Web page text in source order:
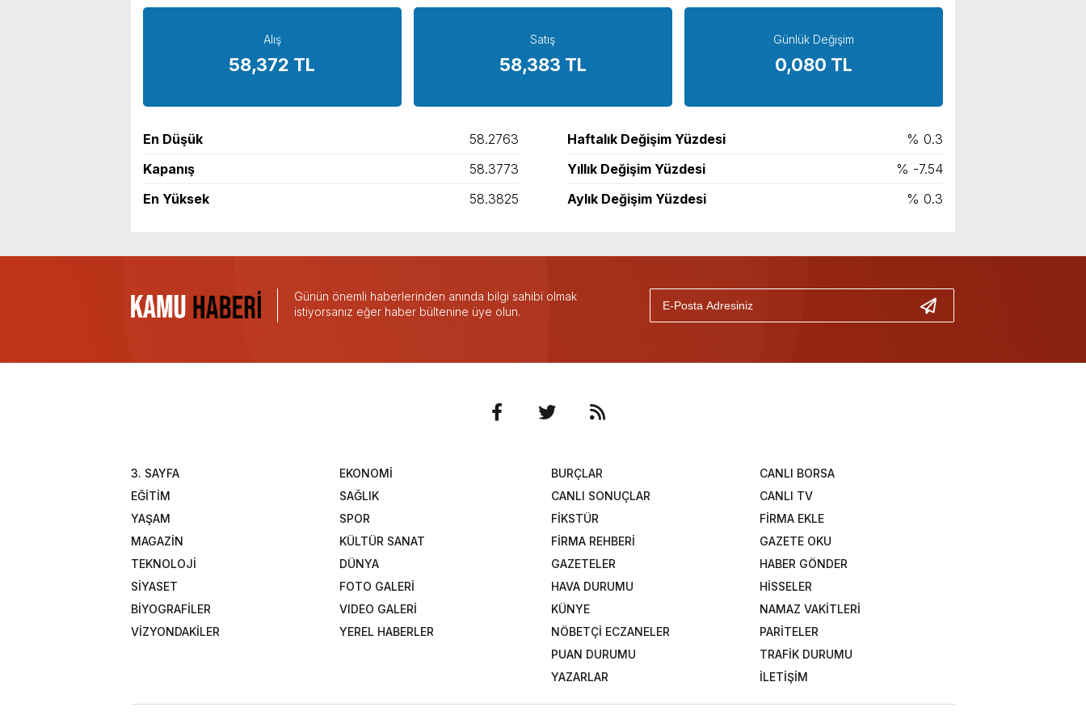
Alış
58,372 TL
Satış
58,383 TL
Günlük Değişim
0,080 TL
En Düşük
58.2763
Kapanış
58.3773
En Yüksek
58.3825
Haftalık Değişim Yüzdesi
% 0.3
Yıllık Değişim Yüzdesi
% -7.54
Aylık Değişim Yüzdesi
% 0.3
Günün önemli haberlerinden anında bilgi sahibi olmak
istiyorsanız eğer haber bültenine üye olun.
3. SAYFA
EKONOMİ
EĞİTİM
SAĞLIK
YAŞAM
SPOR
MAGAZİN
KÜLTÜR SANAT
TEKNOLOJİ
DÜNYA
SİYASET
FOTO GALERİ
BİYOGRAFİLER
VIDEO GALERİ
VİZYONDAKİLER
YEREL HABERLER
BURÇLAR
CANLI BORSA
CANLI SONUÇLAR
CANLI TV
FİKSTÜR
FİRMA EKLE
FİRMA REHBERİ
GAZETE OKU
GAZETELER
HABER GÖNDER
HAVA DURUMU
HİSSELER
KÜNYE
NAMAZ VAKİTLERİ
NÖBETÇİ ECZANELER
PARİTELER
PUAN DURUMU
TRAFİK DURUMU
YAZARLAR
İLETİŞİM